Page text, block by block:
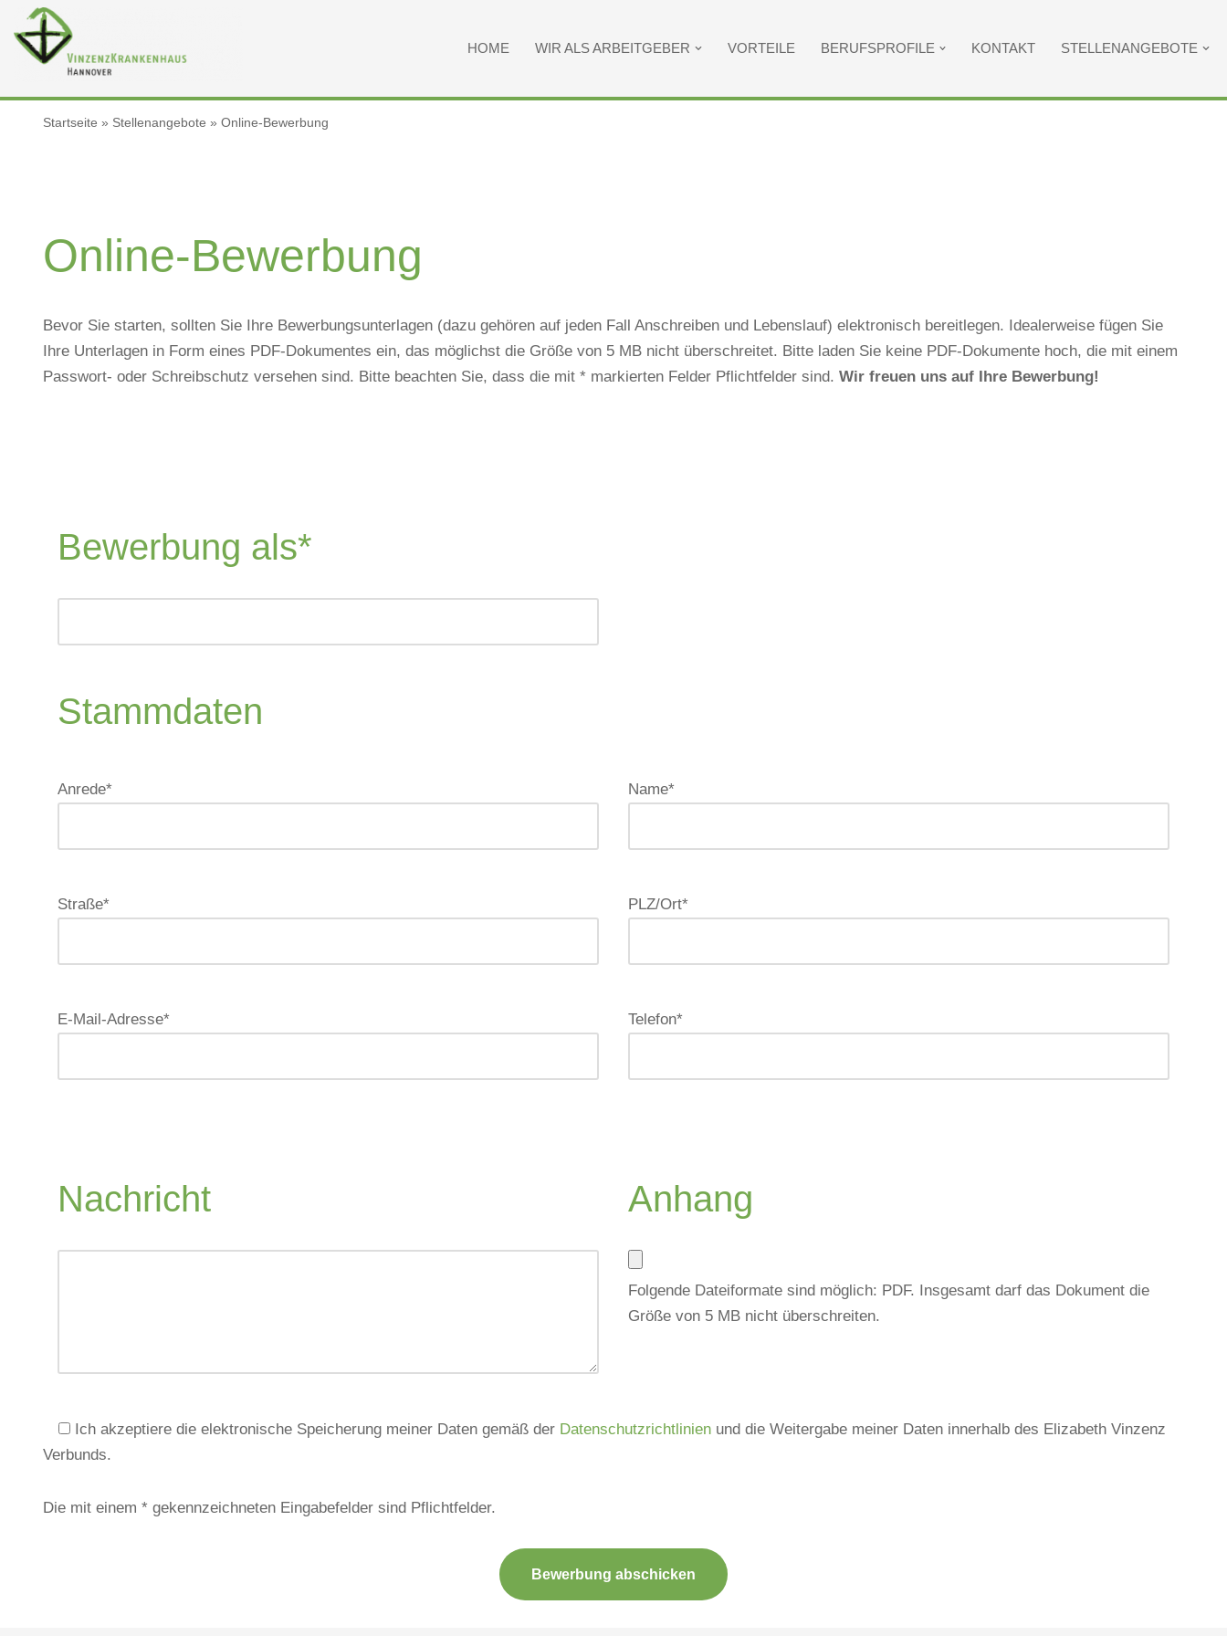
Zum
springen
HOME WIR ALS ARBEITGEBER VORTEILE BERUFSPROFILE KONTAKT STELLENANGEBOTE
Startseite » Stellenangebote » Online-Bewerbung
Online-Bewerbung
Bevor Sie starten, sollten Sie Ihre Bewerbungsunterlagen (dazu gehören auf jeden Fall Anschreiben und Lebenslauf) elektronisch bereitlegen. Idealerweise fügen Sie
Ihre Unterlagen in Form eines PDF-Dokumentes ein, das möglichst die Größe von 5 MB nicht überschreitet. Bitte laden Sie keine PDF-Dokumente hoch, die mit einem
Passwort- oder Schreibschutz versehen sind. Bitte beachten Sie, dass die mit * markierten Felder Pflichtfelder sind. Wir freuen uns auf Ihre Bewerbung!
Bewerbung als*
Stammdaten
Anrede* Name*
Straße* PLZ/Ort*
E-Mail-Adresse* Telefon*
Nachricht Anhang
Folgende Dateiformate sind möglich: PDF. Insgesamt darf das Dokument die
Größe von 5 MB nicht überschreiten.
Ich akzeptiere die elektronische Speicherung meiner Daten gemäß der Datenschutzrichtlinien und die Weitergabe meiner Daten innerhalb des Elizabeth Vinzenz
Verbunds.
Die mit einem * gekennzeichneten Eingabefelder sind Pflichtfelder.